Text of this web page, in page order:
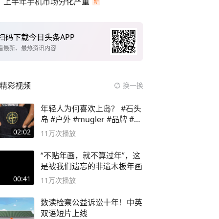
码下载今日头条APP
最新、最热资讯内容
精彩视频 换一换
02:02
年轻人为何喜欢上岛？ #石头
岛 #户外 #mugler #品牌 #足
球流氓
11万次播放
00:41
“不贴年画，就不算过年”，这
是被我们遗忘的非遗木板年画
11万次播放
数读检察公益诉讼十年！中英
双语短片上线